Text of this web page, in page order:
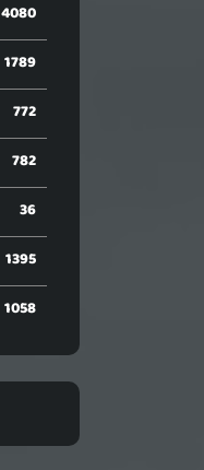
4080
1789
772
782
36
1395
1058